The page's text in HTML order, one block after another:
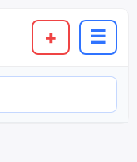
+ ☰